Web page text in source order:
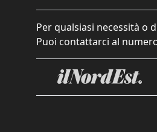
Per qualsiasi necessità o
Puoi contattarci al